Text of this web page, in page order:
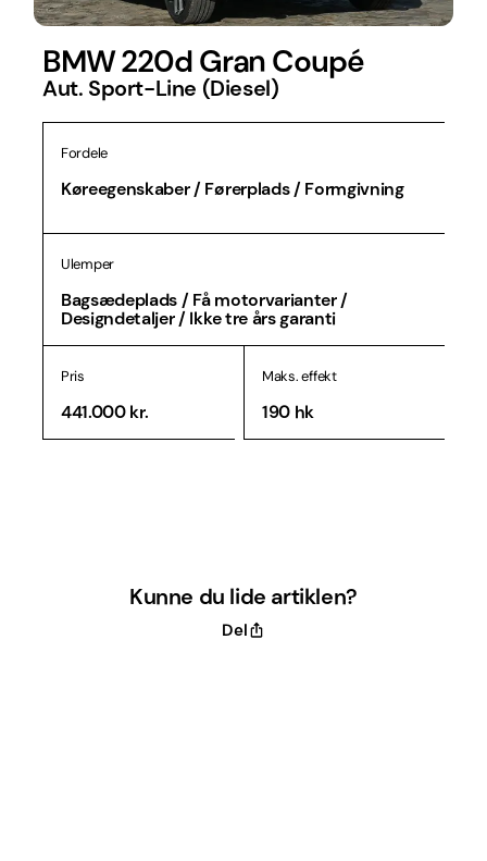
BMW 220d Gran Coupé
Aut. Sport-Line (Diesel)
Fordele
Køreegenskaber / Førerplads / Formgivning
Ulemper
Bagsædeplads / Få motorvarianter /
Designdetaljer / Ikke tre års garanti
Pris
441.000 kr.
Maks. effekt
190 hk
Kunne du lide artiklen?
Del